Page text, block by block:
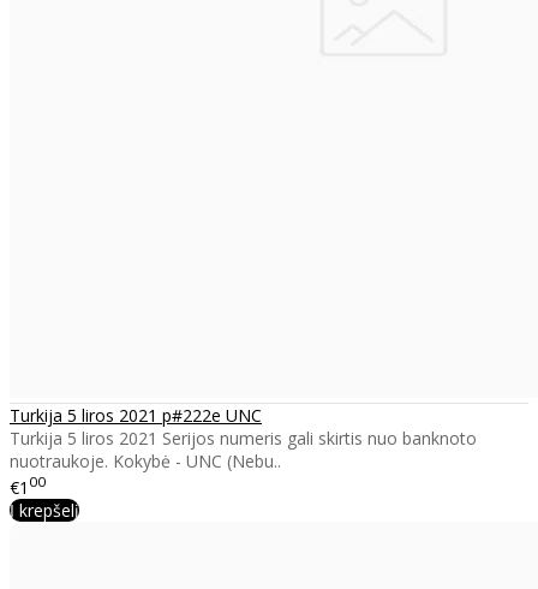
Turkija 5 liros 2021 p#222e UNC
Turkija 5 liros 2021 Serijos numeris gali skirtis nuo banknoto
nuotraukoje. Kokybė - UNC (Nebu..
€1 00
Į krepšelį